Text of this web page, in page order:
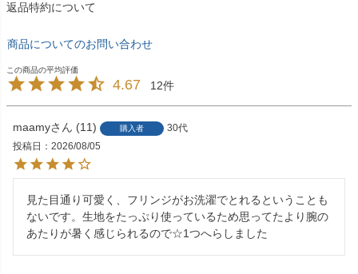
返品特約について
商品についてのお問い合わせ
4.67 12
maamy 11 購入者
30代
投稿日
2026/08/05
見た目通り可愛く、フリンジがお洗濯でとれるということも
ないです。生地をたっぷり使っているため思ってたより腕の
あたりが暑く感じられるので☆1つへらしました